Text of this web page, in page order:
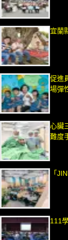
宜蘭
促進
場彈
心臟
難度
「
111